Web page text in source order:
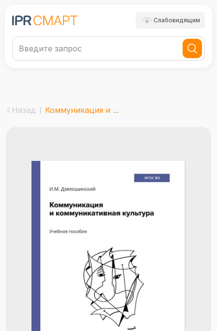
Слабовидящим
Назад Коммуникация и ...